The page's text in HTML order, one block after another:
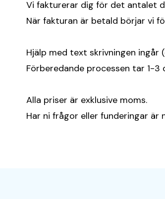
Vi fakturerar dig för det antalet
När fakturan är betald börjar vi
Hjälp med text skrivningen
Förberedande processen tar 1-
Alla priser är exklusive moms.
Har ni frågor eller funderingar är